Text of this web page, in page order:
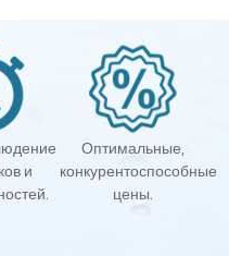
и
Оптимальные,
конкурентоспособные
цены.